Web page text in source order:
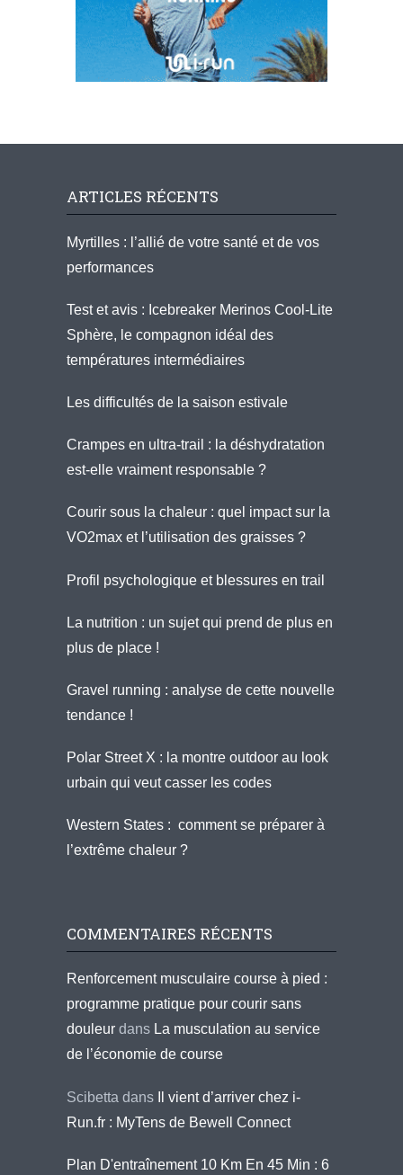
ARTICLES RÉCENTS
Myrtilles : l’allié de votre santé et de vos
performances
Test et avis : Icebreaker Merinos Cool-Lite
Sphère, le compagnon idéal des
températures intermédiaires
Les difficultés de la saison estivale
Crampes en ultra-trail : la déshydratation
est-elle vraiment responsable ?
Courir sous la chaleur : quel impact sur la
VO2max et l’utilisation des graisses ?
Profil psychologique et blessures en trail
La nutrition : un sujet qui prend de plus en
plus de place !
Gravel running : analyse de cette nouvelle
tendance !
Polar Street X : la montre outdoor au look
urbain qui veut casser les codes
Western States : comment se préparer à
l’extrême chaleur ?
COMMENTAIRES RÉCENTS
Renforcement musculaire course à pied :
programme pratique pour courir sans
douleur dans La musculation au service
de l’économie de course
Scibetta dans
Il vient d’arriver chez i-
Run.fr : MyTens de Bewell Connect
Plan D'entraînement 10 Km En 45 Min : 6